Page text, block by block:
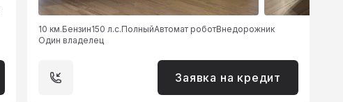
10 км.Бензин150 л.с.ПолныйАвтомат роботВнедорожник
Один владелец
Заявка на кредит